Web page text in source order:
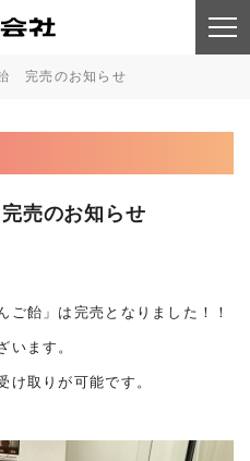
完売のお知らせ
売のお知らせ
ご飴」は完売となりました！！
います。
け取りが可能です。